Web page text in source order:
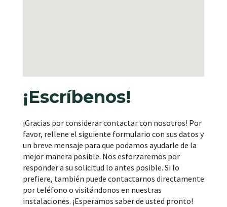
¡Escríbenos!
¡Gracias por considerar contactar con nosotros! Por
favor, rellene el siguiente formulario con sus datos y
un breve mensaje para que podamos ayudarle de la
mejor manera posible. Nos esforzaremos por
responder a su solicitud lo antes posible. Si lo
prefiere, también puede contactarnos directamente
por teléfono o visitándonos en nuestras
instalaciones. ¡Esperamos saber de usted pronto!